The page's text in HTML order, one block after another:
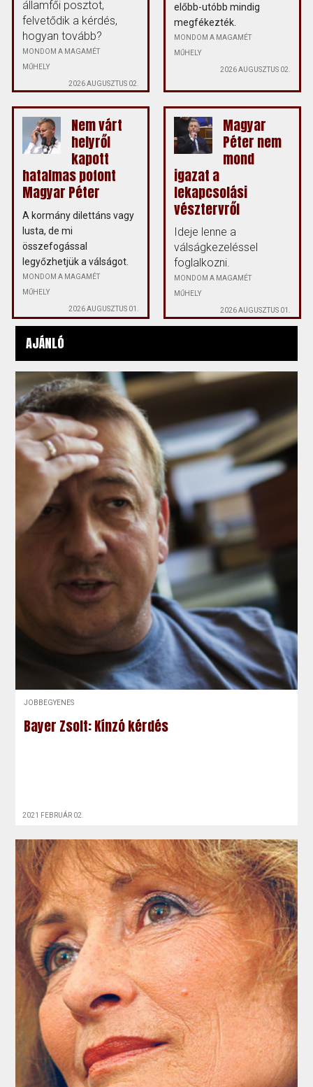
államfői posztot,
felvetődik a kérdés,
hogyan tovább?
MONDOM A MAGAMÉT
MŰHELY
2026 AUGUSZTUS 02.
előbb-utóbb mindig
megfékezték.
MONDOM A MAGAMÉT
MŰHELY
2026 AUGUSZTUS 02.
Nem várt
helyről
kapott
hatalmas pofont
Magyar Péter
A kormány dilettáns vagy
lusta, de mi
összefogással
legyőzhetjük a válságot.
MONDOM A MAGAMÉT
MŰHELY
2026 AUGUSZTUS 01.
Magyar
Péter nem
mond
igazat a
lekapcsolási
vésztervről
Ideje lenne a
válságkezeléssel
foglalkozni.
MONDOM A MAGAMÉT
MŰHELY
2026 AUGUSZTUS 01.
AJÁNLÓ
JOBBEGYENES
Bayer Zsolt: Kínzó kérdés
2021 FEBRUÁR 02.